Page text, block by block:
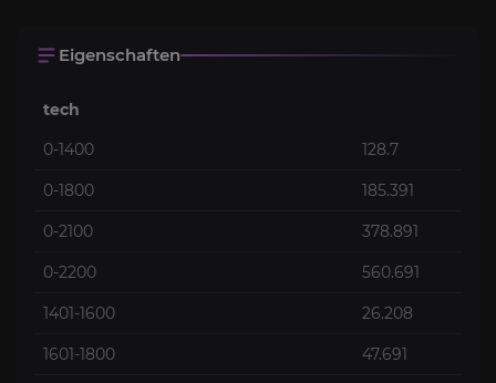
Eigenschaften
tech
0-1400
128.7
0-1800 185.391
0-2100 378.891
0-2200 560.691
1401-1600 26.208
1601-1800 47.691